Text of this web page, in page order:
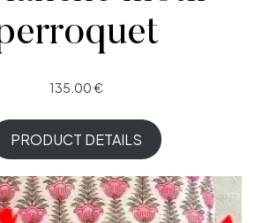
135.00€
PRODUCT DETAILS